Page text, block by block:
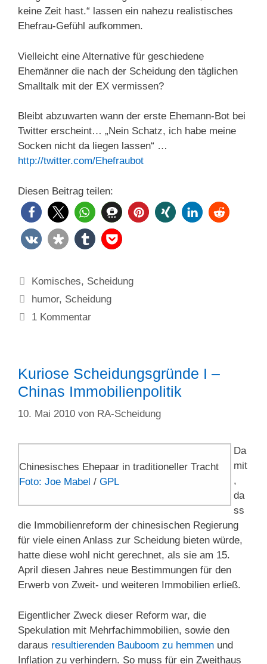
keine Zeit hast.“ lassen ein nahezu realistisches
Ehefrau-Gefühl aufkommen.
Vielleicht eine Alternative für geschiedene
Ehemänner die nach der Scheidung den täglichen
Smalltalk mit der EX vermissen?
Bleibt abzuwarten wann der erste Ehemann-Bot bei
Twitter erscheint… „Nein Schatz, ich habe meine
Socken nicht da liegen lassen“ …
http://twitter.com/Ehefraubot
Diesen Beitrag teilen:
Kategorien
Komisches, Scheidung
Schlagwörter
humor, Scheidung
1 Kommentar
Kuriose Scheidungsgründe I –
Chinas Immobilienpolitik
10. Mai 2010 von RA-Scheidung
Chinesisches Ehepaar in traditioneller Tracht
Foto: Joe Mabel / GPL
Da
mit
,
da
ss
die Immobilienreform der chinesischen Regierung
für viele einen Anlass zur Scheidung bieten würde,
hatte diese wohl nicht gerechnet, als sie am 15.
April diesen Jahres neue Bestimmungen für den
Erwerb von Zweit- und weiteren Immobilien erließ.
Eigentlicher Zweck dieser Reform war, die
Spekulation mit Mehrfachimmobilien, sowie den
daraus resultierenden Bauboom zu hemmen und
Inflation zu verhindern. So muss für ein Zweithaus